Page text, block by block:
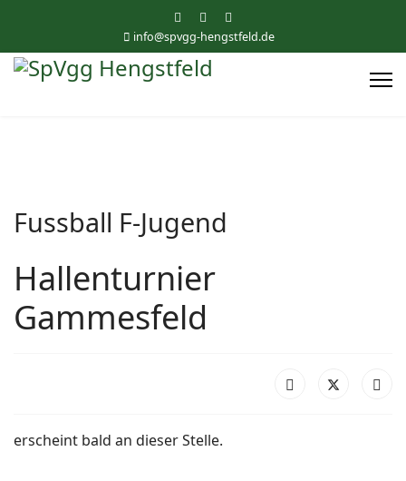
info@spvgg-hengstfeld.de
Fussball F-Jugend
Hallenturnier
Gammesfeld
erscheint bald an dieser Stelle.